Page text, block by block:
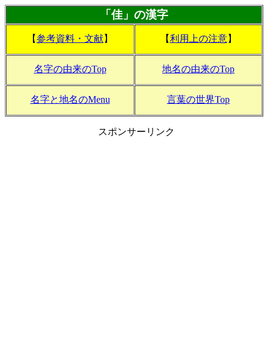
「佳」の漢字
【参考資料・文献】 【利用上の注意】
名字の由来のTop 地名の由来のTop
名字と地名のMenu 言葉の世界Top
スポンサーリンク